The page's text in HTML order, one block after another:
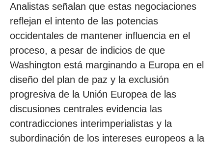
Analistas señalan que estas negociaciones
reflejan el intento de las potencias
occidentales de mantener influencia en el
proceso, a pesar de indicios de que
Washington está marginando a Europa en el
diseño del plan de paz y la exclusión
progresiva de la Unión Europea de las
discusiones centrales evidencia las
contradicciones interimperialistas y la
subordinación de los intereses europeos a la